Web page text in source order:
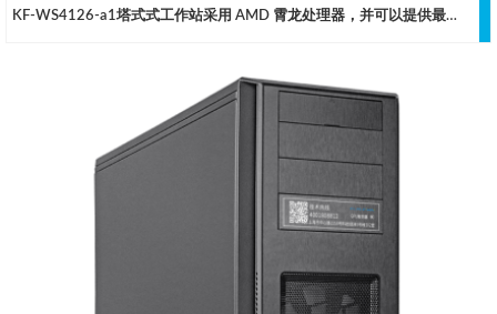
KF-WS4126-a1塔式式工作站采用 AMD 霄龙处理器，并可以提供最大 4TB 的 DDR4 内存容量支持， Cloud Hin 针对 图形设计软件确保工作站稳定运行。